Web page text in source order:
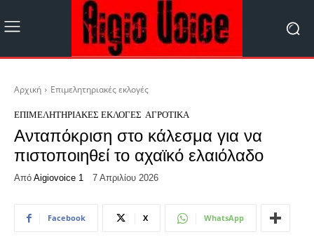
Αρχική Eπιμελητηριακές εκλογές
EΠΙΜΕΛΗΤΗΡΙΑΚΈΣ ΕΚΛΟΓΈΣ ΑΓΡΟΤΙΚΆ
Ανταπόκριση στο κάλεσμα για να
πιστοποιηθεί το αχαϊκό ελαιόλαδο
Από Aigiovoice 1 7 Απριλίου 2026
Facebook X WhatsApp